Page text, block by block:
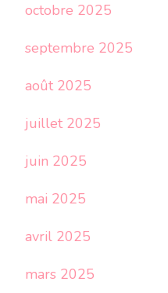
octobre 2025
septembre 2025
août 2025
juillet 2025
juin 2025
mai 2025
avril 2025
mars 2025